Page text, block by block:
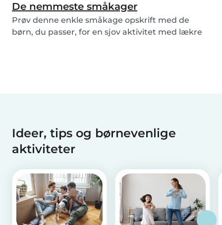
De nemmeste småkager
Prøv denne enkle småkage opskrift med de
børn, du passer, for en sjov aktivitet med lækre
Ideer, tips og børnevenlige
aktiviteter